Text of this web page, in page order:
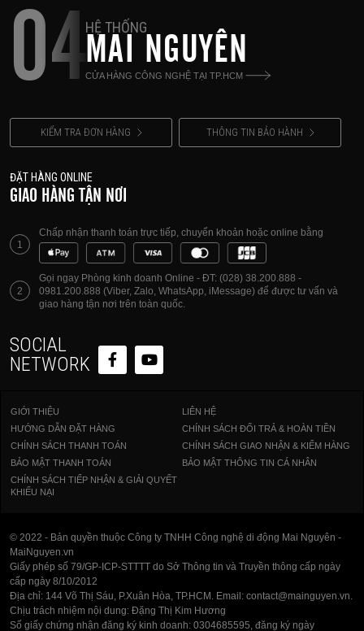
04HỆ THỐNG
MAI NGUYÊN
CỬA HÀNG CÔNG NGHỆ TẠI TP.HCM
KIỂM TRA ĐƠN HÀNG THÔNG TIN BẢO HÀNH
ĐẶT HÀNG ONLINE
GIAO HÀNG TẬN NƠI
1
Chấp nhận thanh toán trực tiếp, chuyển khoản hoặc online bằng
2
Gọi ngay Phòng kinh doanh Online - ĐT: (028) 38.200.888 -
0981.200.888 (Viber, Zalo, WhatsApp, iMessage) để được tư vấn và
giao hàng tận nơi trên toàn quốc.
SOCIAL
NETWORK
GIỚI THIỆU
LIÊN HỆ
HƯỚNG DẪN ĐẶT HÀNG
CHÍNH SÁCH ĐỔI TRẢ & HOÀN TIỀN
CHÍNH SÁCH THANH TOÁN
CHÍNH SÁCH GIAO NHẬN & KIỂM HÀNG
BẢO MẬT THANH TOÁN
BẢO MẬT THÔNG TIN CÁ NHÂN
CHÍNH SÁCH TIẾP NHẬN & GIẢI QUYẾT
KHIẾU NẠI
© 2022 - Bản quyền thuộc Công ty TNHH Công nghệ di động Mai Nguyên -
MaiNguyen.vn
Giấy phép số 79/GP-ICP-STTTT do Sở Thông tin và Truyền thông cấp ngày
cấp ngày 8/10/2012
Địa chỉ: 144 Võ Thị Sáu, P.Xuân Hòa, TP.HCM. Email: contact@mainguyen.vn.
Chịu trách nhiệm nội dung: Đặng Thị Kim Hương
Số giấy chứng nhận đăng ký kinh doanh: 0304685595, đăng ký ngày